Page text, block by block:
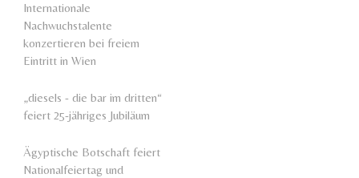
Internationale
Nachwuchstalente
konzertieren bei freiem
Eintritt in Wien
„diesels - die bar im dritten“
feiert 25-jähriges Jubiläum
Ägyptische Botschaft feiert
Nationalfeiertag und